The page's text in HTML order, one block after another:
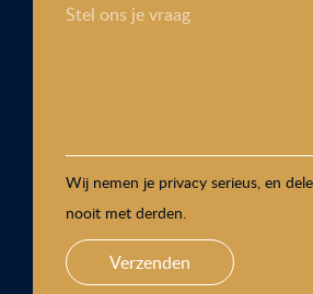
Stel ons je vraag
Wij nemen je privacy serieus, en
nooit met derden.
Verzenden